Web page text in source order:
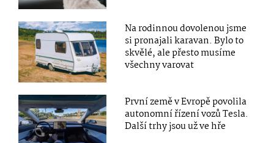
Na rodinnou dovolenou jsme
si pronajali karavan. Bylo to
skvělé, ale přesto musíme
všechny varovat
První země v Evropě povolila
autonomní řízení vozů Tesla.
Další trhy jsou už ve hře